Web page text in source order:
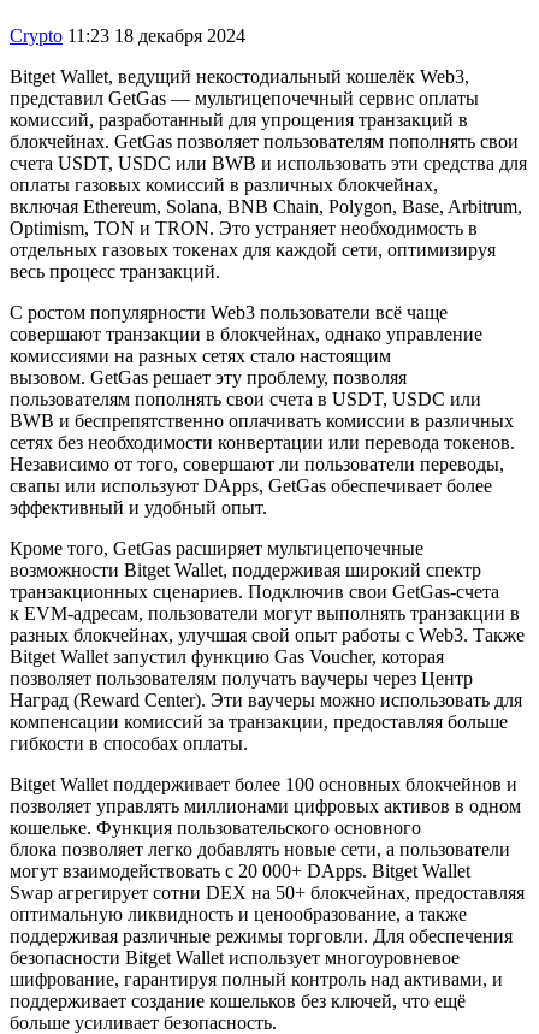
Crypto 11:23 18 декабря 2024
Bitget Wallet, ведущий некостодиальный кошелёк Web3,
представил GetGas — мультицепочечный сервис оплаты
комиссий, разработанный для упрощения транзакций в
блокчейнах. GetGas позволяет пользователям пополнять свои
счета USDT, USDC или BWB и использовать эти средства для
оплаты газовых комиссий в различных блокчейнах,
включая Ethereum, Solana, BNB Chain, Polygon, Base, Arbitrum,
Optimism, TON и TRON. Это устраняет необходимость в
отдельных газовых токенах для каждой сети, оптимизируя
весь процесс транзакций.
С ростом популярности Web3 пользователи всё чаще
совершают транзакции в блокчейнах, однако управление
комиссиями на разных сетях стало настоящим
вызовом. GetGas решает эту проблему, позволяя
пользователям пополнять свои счета в USDT, USDC или
BWB и беспрепятственно оплачивать комиссии в различных
сетях без необходимости конвертации или перевода токенов.
Независимо от того, совершают ли пользователи переводы,
свапы или используют DApps, GetGas обеспечивает более
эффективный и удобный опыт.
Кроме того, GetGas расширяет мультицепочечные
возможности Bitget Wallet, поддерживая широкий спектр
транзакционных сценариев. Подключив свои GetGas-счета
к EVM-адресам, пользователи могут выполнять транзакции в
разных блокчейнах, улучшая свой опыт работы с Web3. Также
Bitget Wallet запустил функцию Gas Voucher, которая
позволяет пользователям получать ваучеры через Центр
Наград (Reward Center). Эти ваучеры можно использовать для
компенсации комиссий за транзакции, предоставляя больше
гибкости в способах оплаты.
Bitget Wallet поддерживает более 100 основных блокчейнов и
позволяет управлять миллионами цифровых активов в одном
кошельке. Функция пользовательского основного
блока позволяет легко добавлять новые сети, а пользователи
могут взаимодействовать с 20 000+ DApps. Bitget Wallet
Swap агрегирует сотни DEX на 50+ блокчейнах, предоставляя
оптимальную ликвидность и ценообразование, а также
поддерживая различные режимы торговли. Для обеспечения
безопасности Bitget Wallet использует многоуровневое
шифрование, гарантируя полный контроль над активами, и
поддерживает создание кошельков без ключей, что ещё
больше усиливает безопасность.